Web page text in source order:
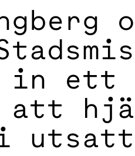
in ett
att
i